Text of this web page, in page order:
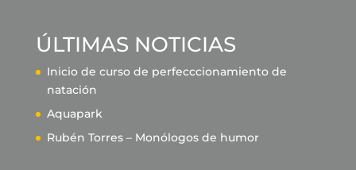
ÚLTIMAS NOTICIAS
Inicio de curso de perfecccionamiento de
natación
Aquapark
Rubén Torres – Monólogos de humor